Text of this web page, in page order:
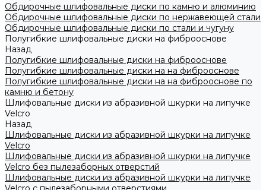
Обдирочные шлифовальные диски по камню и алюминию
Обдирочные шлифовальные диски по нержавеющей стали
Обдирочные шлифовальные диски по стали и чугуну
Полугибкие шлифовальные диски на фиброоснове
Назад
Полугибкие шлифовальные диски на фиброоснове
Полугибкие шлифовальные диски на на фиброоснове
Полугибкие шлифовальные диски на на фиброоснове по
камню и бетону
Шлифовальные диски из абразивной шкурки на липучке
Velcro
Назад
Шлифовальные диски из абразивной шкурки на липучке
Velcro
Шлифовальные диски из абразивной шкурки на липучке
Velcro без пылезаборных отверстий
Шлифовальные диски из абразивной шкурки на липучке